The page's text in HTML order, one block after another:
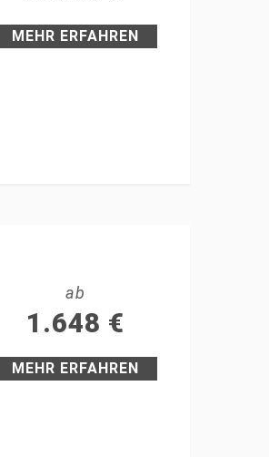
MEHR ERFAHREN
ab
1.648 €
MEHR ERFAHREN